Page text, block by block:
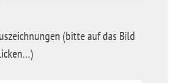
(bitte auf das Bild